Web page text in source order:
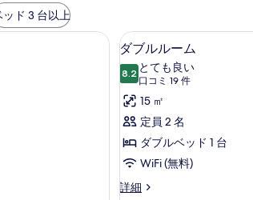
ッド 3 台以上
ツインルーム | アイロン / アイロン台、WiFi (無料)、
ダ
ブ
ル
ル
ー
ム
の
す
7
ダブルルーム
8.210 点中 8.2
とても良い
口コミ 19 件
(口
コ
ミ
19
件)
15 ㎡
定員 2 名
ダブルベッド 1 台
WiFi (無料)
詳細
ダ